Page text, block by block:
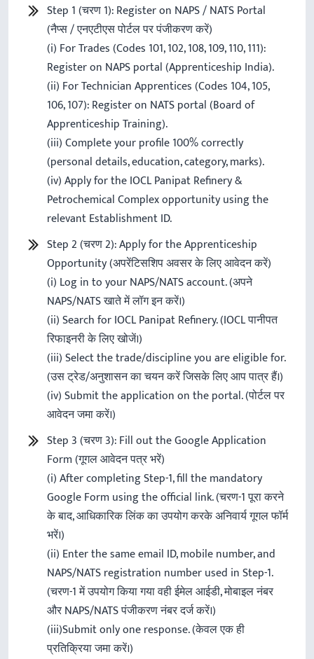
Step 1 (चरण 1): Register on NAPS / NATS Portal
(नैप्स / एनएटीएस पोर्टल पर पंजीकरण करें)
(i) For Trades (Codes 101, 102, 108, 109, 110, 111):
Register on NAPS portal (Apprenticeship India).
(ii) For Technician Apprentices (Codes 104, 105,
106, 107): Register on NATS portal (Board of
Apprenticeship Training).
(iii) Complete your profile 100% correctly
(personal details, education, category, marks).
(iv) Apply for the IOCL Panipat Refinery &
Petrochemical Complex opportunity using the
relevant Establishment ID.
Step 2 (चरण 2): Apply for the Apprenticeship
Opportunity (अपरेंटिसशिप अवसर के लिए आवेदन करें)
(i) Log in to your NAPS/NATS account. (अपने
NAPS/NATS खाते में लॉग इन करें।)
(ii) Search for IOCL Panipat Refinery. (IOCL पानीपत
रिफाइनरी के लिए खोजें।)
(iii) Select the trade/discipline you are eligible for.
(उस ट्रेड/अनुशासन का चयन करें जिसके लिए आप पात्र हैं।)
(iv) Submit the application on the portal. (पोर्टल पर
आवेदन जमा करें।)
Step 3 (चरण 3): Fill out the Google Application
Form (गूगल आवेदन पत्र भरें)
(i) After completing Step-1, fill the mandatory
Google Form using the official link. (चरण-1 पूरा करने
के बाद, आधिकारिक लिंक का उपयोग करके अनिवार्य गूगल फॉर्म
भरें।)
(ii) Enter the same email ID, mobile number, and
NAPS/NATS registration number used in Step-1.
(चरण-1 में उपयोग किया गया वही ईमेल आईडी, मोबाइल नंबर
और NAPS/NATS पंजीकरण नंबर दर्ज करें।)
(iii)Submit only one response. (केवल एक ही
प्रतिक्रिया जमा करें।)